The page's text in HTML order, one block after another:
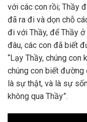
với các con rồi; Thầy
đã ra đi và dọn chỗ
đi với Thầy, để Thầy
đâu, các con đã biết
“Lạy Thầy, chúng con
chúng con biết đường
là sự thật, và là sự
không qua Thầy”.